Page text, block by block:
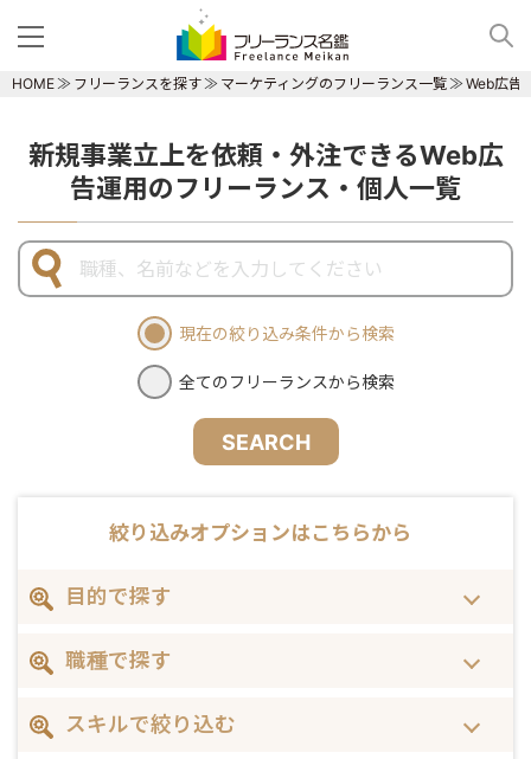
HOME フリーランスを探す マーケティングのフリーランス一覧 Web広告
新規事業立上を依頼・外注できるWeb広
告運用のフリーランス・個人一覧
現在の絞り込み条件から検索
全てのフリーランスから検索
SEARCH
絞り込みオプションはこちらから
目的で探す
職種で探す
スキルで絞り込む